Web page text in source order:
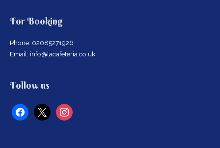
For Booking
Phone: 02085271926
Email: info@lacafeteria.co.uk
Follow us
facebook
x